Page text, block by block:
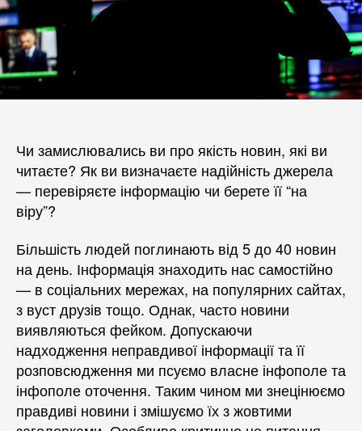
Чи замислювались ви про якість новин, які ви
читаєте? Як ви визначаєте надійність джерела
— перевіряєте інформацію чи берете її “на
віру”?
Більшість людей поглинають від 5 до 40 новин
на день. Інформація знаходить нас самостійно
— в соціальних мережах, на популярних сайтах,
з вуст друзів тощо. Однак, часто новини
виявляються фейком. Допускаючи
надходження неправдивої інформації та її
розповсюдження ми псуємо власне інфополе та
інфополе оточення. Таким чином ми знецінюємо
правдиві новини і змішуємо їх з жовтими